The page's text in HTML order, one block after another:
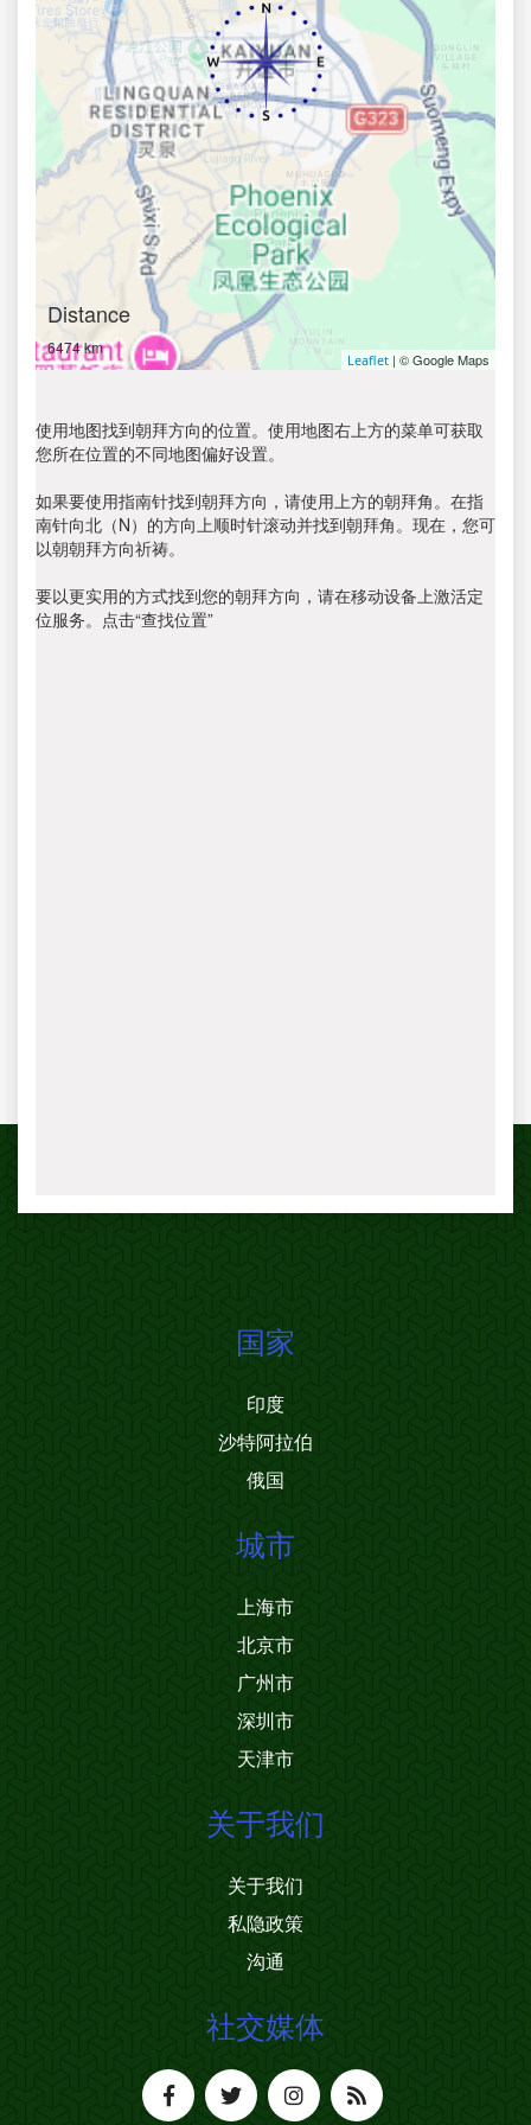
Distance
6474 km
Leaflet | © Google Maps
使用地图找到朝拜方向的位置。使用地图右上方的菜单可获取
您所在位置的不同地图偏好设置。
如果要使用指南针找到朝拜方向，请使用上方的朝拜角。在指
南针向北（N）的方向上顺时针滚动并找到朝拜角。现在，您可
以朝朝拜方向祈祷。
要以更实用的方式找到您的朝拜方向，请在移动设备上激活定
位服务。点击“查找位置”
国家
印度
沙特阿拉伯
俄国
城市
上海市
北京市
广州市
深圳市
天津市
关于我们
关于我们
私隐政策
沟通
社交媒体